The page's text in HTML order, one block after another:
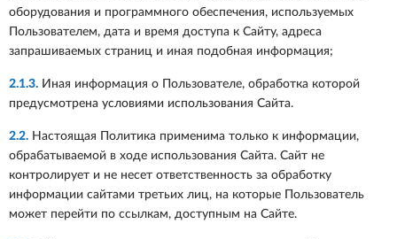
оборудования и программного обеспечения, используемых
Пользователем, дата и время доступа к Сайту, адреса
запрашиваемых страниц и иная подобная информация;
2.1.3. Иная информация о Пользователе, обработка которой
предусмотрена условиями использования Сайта.
2.2. Настоящая Политика применима только к информации,
обрабатываемой в ходе использования Сайта. Сайт не
контролирует и не несет ответственность за обработку
информации сайтами третьих лиц, на которые Пользователь
может перейти по ссылкам, доступным на Сайте.